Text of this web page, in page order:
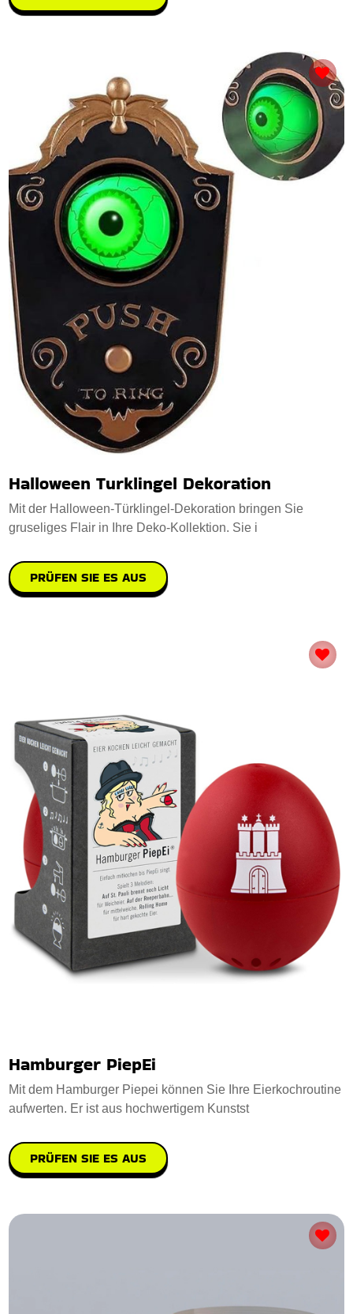
Halloween Turklingel Dekoration
Mit der Halloween-Türklingel-Dekoration bringen Sie
gruseliges Flair in Ihre Deko-Kollektion. Sie i
PRÜFEN SIE ES AUS
Hamburger PiepEi
Mit dem Hamburger Piepei können Sie Ihre Eierkochroutine
aufwerten. Er ist aus hochwertigem Kunstst
PRÜFEN SIE ES AUS